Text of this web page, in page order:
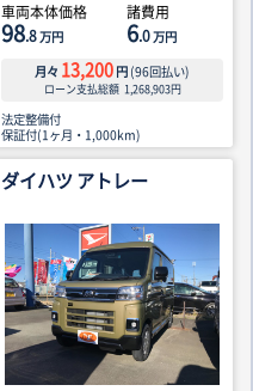
車両本体価格
98.8万円
諸費用
6.0万円
月々 13,200 円 (96回払い)
ローン支払総額 1,268,903円
法定整備付
保証付(1ヶ月・1,000km)
ダイハツ アトレー